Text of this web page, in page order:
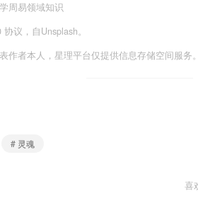
周易领域知识
议，自Unsplash。
作者本人，星理平台仅提供信息存储空间服务。
# 灵魂
喜